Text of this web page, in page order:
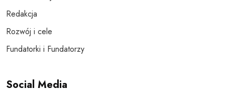
Redakcja
Rozwój i cele
Fundatorki i Fundatorzy
Social Media